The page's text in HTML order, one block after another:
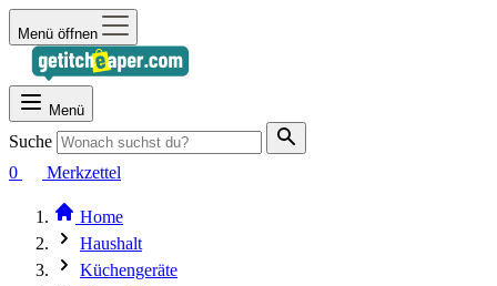
Menü öffnen
Menü
Suche
0
Merkzettel
Home
Haushalt
Küchengeräte